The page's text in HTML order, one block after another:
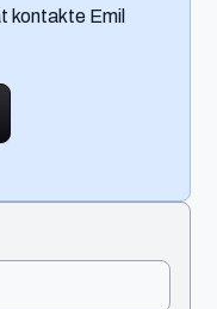
kontakte Emil